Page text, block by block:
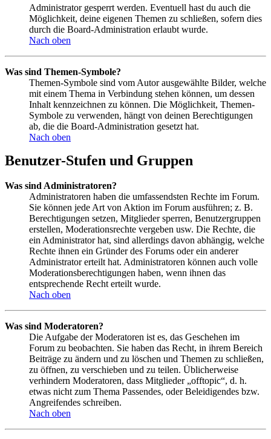
Administrator gesperrt werden. Eventuell hast du auch die
Möglichkeit, deine eigenen Themen zu schließen, sofern dies
durch die Board-Administration erlaubt wurde.
Nach oben
Was sind Themen-Symbole?
Themen-Symbole sind vom Autor ausgewählte Bilder, welche
mit einem Thema in Verbindung stehen können, um dessen
Inhalt kennzeichnen zu können. Die Möglichkeit, Themen-
Symbole zu verwenden, hängt von deinen Berechtigungen
ab, die die Board-Administration gesetzt hat.
Nach oben
Benutzer-Stufen und Gruppen
Was sind Administratoren?
Administratoren haben die umfassendsten Rechte im Forum.
Sie können jede Art von Aktion im Forum ausführen; z. B.
Berechtigungen setzen, Mitglieder sperren, Benutzergruppen
erstellen, Moderationsrechte vergeben usw. Die Rechte, die
ein Administrator hat, sind allerdings davon abhängig, welche
Rechte ihnen ein Gründer des Forums oder ein anderer
Administrator erteilt hat. Administratoren können auch volle
Moderationsberechtigungen haben, wenn ihnen das
entsprechende Recht erteilt wurde.
Nach oben
Was sind Moderatoren?
Die Aufgabe der Moderatoren ist es, das Geschehen im
Forum zu beobachten. Sie haben das Recht, in ihrem Bereich
Beiträge zu ändern und zu löschen und Themen zu schließen,
zu öffnen, zu verschieben und zu teilen. Üblicherweise
verhindern Moderatoren, dass Mitglieder „offtopic“, d. h.
etwas nicht zum Thema Passendes, oder Beleidigendes bzw.
Angreifendes schreiben.
Nach oben